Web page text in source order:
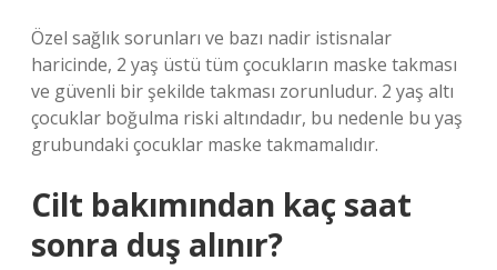
Özel sağlık sorunları ve bazı nadir istisnalar
haricinde, 2 yaş üstü tüm çocukların maske takması
ve güvenli bir şekilde takması zorunludur. 2 yaş altı
çocuklar boğulma riski altındadır, bu nedenle bu yaş
grubundaki çocuklar maske takmamalıdır.
Cilt bakımından kaç saat
sonra duş alınır?